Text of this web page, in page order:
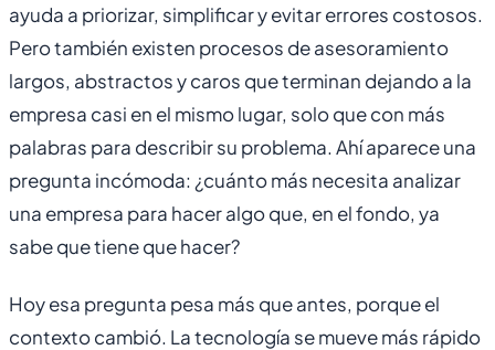
ayuda a priorizar, simplificar y evitar errores costosos.
Pero también existen procesos de asesoramiento
largos, abstractos y caros que terminan dejando a la
empresa casi en el mismo lugar, solo que con más
palabras para describir su problema. Ahí aparece una
pregunta incómoda: ¿cuánto más necesita analizar
una empresa para hacer algo que, en el fondo, ya
sabe que tiene que hacer?
Hoy esa pregunta pesa más que antes, porque el
contexto cambió. La tecnología se mueve más rápido